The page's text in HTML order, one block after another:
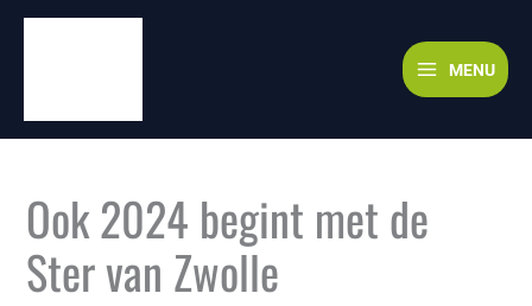
MENU
Ook 2024 begint met de
Ster van Zwolle